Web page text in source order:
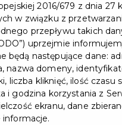
nowy partner
Karty
2016/679 z dnia 27
w związku z
przepływu takich
uprzejmie
będą następujące dane:
nazwa domeny,
liczba kliknięć, ilość czasu
i godzina korzystania z
ekranu, dane
informacje.